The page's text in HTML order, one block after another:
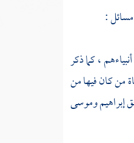
:
أنبياءهم ، كما ذكر
من كان فيها من
إبراهيموموسى